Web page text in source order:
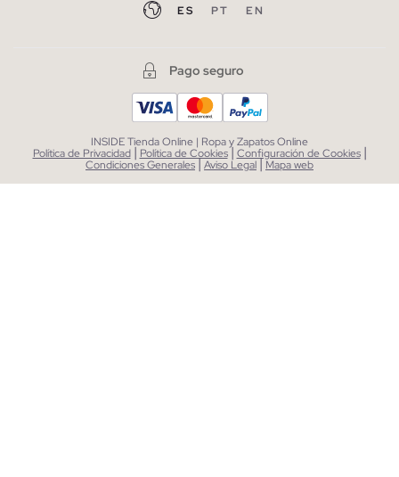
ES PT EN
Pago seguro
INSIDE Tienda Online | Ropa y Zapatos Online
Política de Privacidad | Política de Cookies| Configuración de Cookies |
Condiciones Generales|Aviso Legal| Mapa web